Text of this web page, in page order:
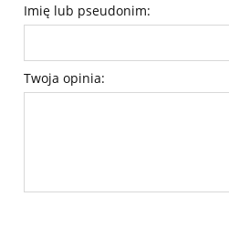
Imię lub pseudonim:
Twoja opinia: